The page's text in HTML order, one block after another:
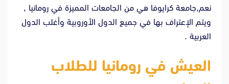
نعم,جامعة كرايوفا هي من الجامعات المميزة في رومانيا ,
ويتم الإعتراف بها في جميع الدول الأوروبية وأغلب الدول
العربية .
العيش في رومانيا للطلاب